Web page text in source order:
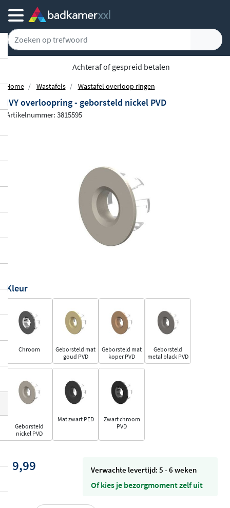
5779 klanten geven ons een 9.1
Home Wastafels Wastafel overloop ringen
IVY overloopring - geborsteld nickel PVD
Artikelnummer: 3815595
Kleur
Chroom
Geborsteld mat
goud PVD
Geborsteld mat
koper PVD
Geborsteld
metal black PVD
Geborsteld
nickel PVD
Mat zwart PED
Zwart chroom
PVD
9,99 Verwachte levertijd: 5 - 6 weken
Of kies je bezorgmoment zelf uit